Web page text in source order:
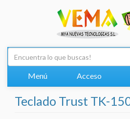
Menú Acceso
Teclado Trust TK-